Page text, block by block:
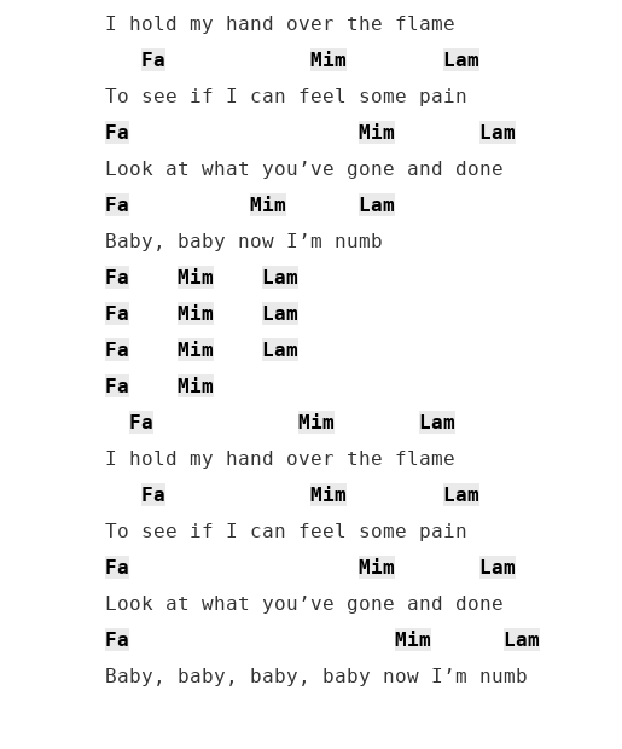
I hold my hand over the flame
Fa
Mim
Lam
Fa
Mim
Lam
Fa
Mim
Lam
Fa
Mim
Lam
Fa
Mim
Lam
Fa
Mim
Lam
Fa
Mim
Fa
Mim
Lam
I hold my hand over the flame
Fa
Mim
Lam
Fa
Mim
Lam
Fa
Mim
Lam
Baby, baby, baby, baby now I’m numb